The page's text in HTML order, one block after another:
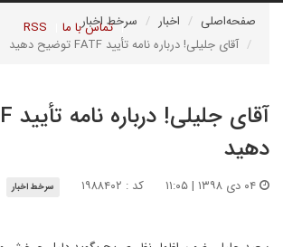
تماس با ما RSS صفحه‌اصلی اخبار
سرخط اخبار
آقای جلیلی! درباره نامه تأیید FATF توضیح دهید
دهید
کد : ۱۹۸۸۴۰۲ سرخط اخبار